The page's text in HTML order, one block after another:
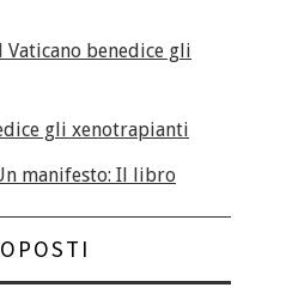
Vaticano benedice gli
gli xenotrapianti
manifesto: Il libro